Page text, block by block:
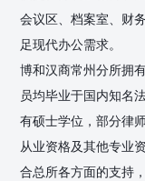
会议区、档案室、财
足现代办公需求。
博和汉商常州分所拥
员均毕业于国内知名
有硕士学位，部分律
从业资格及其他专业
合总所各方面的支持